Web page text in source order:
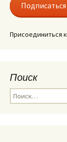
Подписаться
Присоединиться
Поиск
Найти: